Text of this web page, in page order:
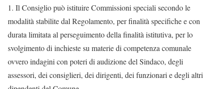
1. Il Consiglio può istituire Commissioni speciali secondo le
modalità stabilite dal Regolamento, per finalità specifiche e con
durata limitata al perseguimento della finalità istitutiva, per lo
svolgimento di inchieste su materie di competenza comunale
ovvero indagini con poteri di audizione del Sindaco, degli
assessori, dei consiglieri, dei dirigenti, dei funzionari e degli altri